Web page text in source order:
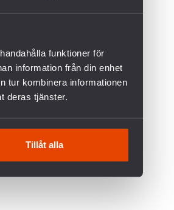
funktioner för
information från din enhet
tur kombinera informationen
deras tjänster.
Tillåt alla